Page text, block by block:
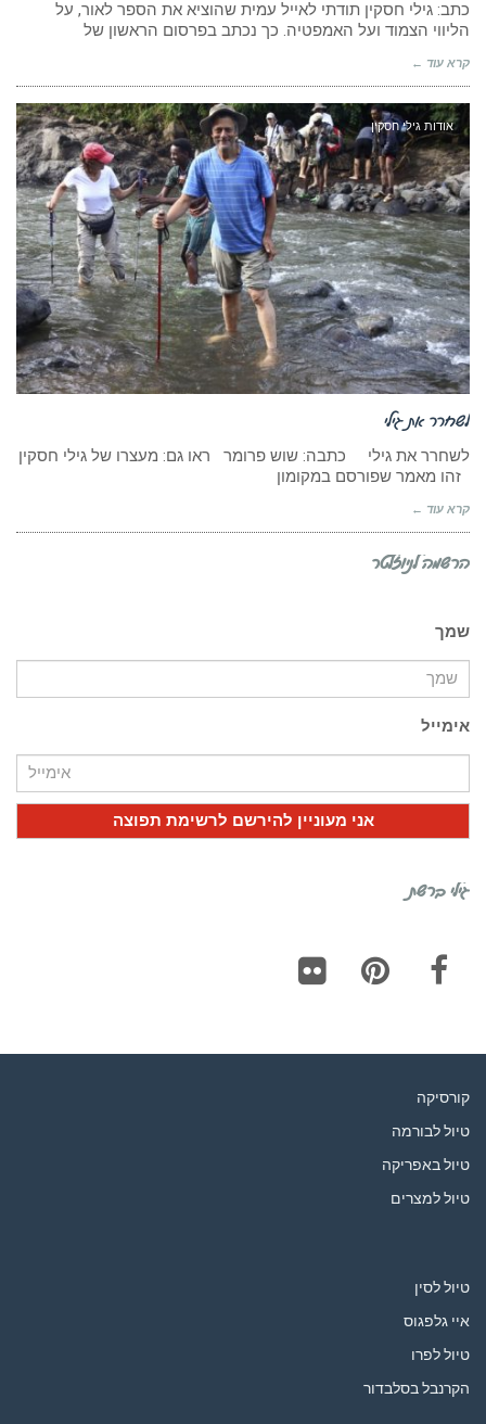
כתב: גילי חסקין תודתי לאייל עמית שהוציא את הספר לאור, על
הליווי הצמוד ועל האמפטיה. כך נכתב בפרסום הראשון של
קרא עוד ←
אודות גילי חסקין
לשחרר את גילי
לשחרר את גילי כתבה: שוש פרומר ראו גם: מעצרו של גילי חסקין
זהו מאמר שפורסם במקומון
קרא עוד ←
הרשמה לניוזלטר
שמך
אימייל
גילי ברשת
קורסיקה
טיול לבורמה
טיול באפריקה
טיול למצרים
טיול לסין
איי גלפגוס
טיול לפרו
הקרנבל בסלבדור